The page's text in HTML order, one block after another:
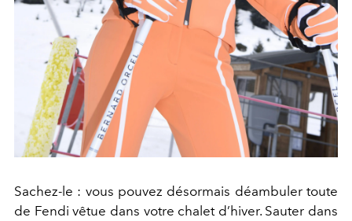
Sachez-le : vous pouvez désormais déambuler toute
de Fendi vêtue dans votre chalet d’hiver. Sauter dans